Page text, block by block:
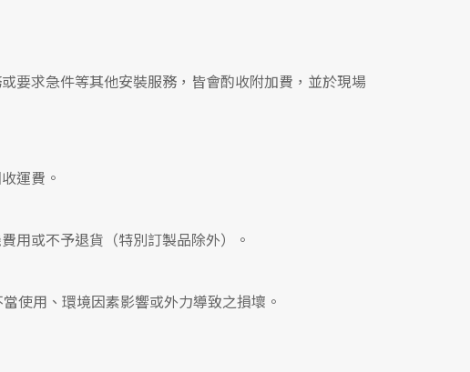
要求急件等其他安裝服務，皆會酌收附加費，並於現場
運費。
用或不予退貨（特別訂製品除外）。
使用、環境因素影響或外力導致之損壞。